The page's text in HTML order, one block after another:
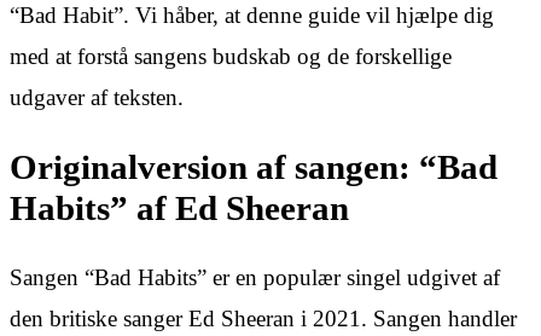
“Bad Habit”. Vi håber, at denne guide vil hjælpe dig
med at forstå sangens budskab og de forskellige
udgaver af teksten.
Originalversion af sangen: “Bad
Habits” af Ed Sheeran
Sangen “Bad Habits” er en populær singel udgivet af
den britiske sanger Ed Sheeran i 2021. Sangen handler